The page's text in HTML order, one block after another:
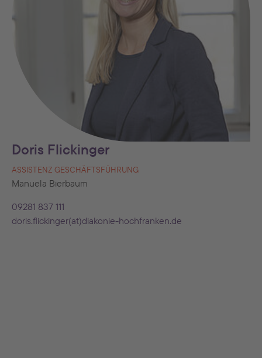
Doris Flickinger
ASSISTENZ GESCHÄFTSFÜHRUNG
Manuela Bierbaum
09281 837 111
doris.flickinger(at)diakonie-hochfranken.de